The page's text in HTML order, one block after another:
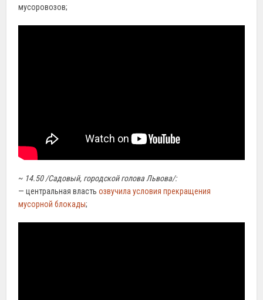
мусоровозов;
~ 14.50 /Садовый, городской голова Львова/:
— центральная властьозвучила условия прекращения
мусорной блокады;